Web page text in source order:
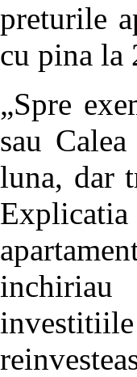
preturile
cu pina la
„Spre
sau
luna, dar
inchiriau
investitiile